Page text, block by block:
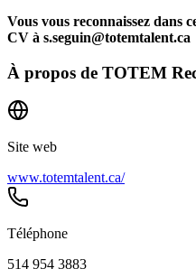
Vous vous reconnaissez dans
CV à
À propos de TOTEM
Site web
www.totemtalent.ca/
Téléphone
514 954 3883